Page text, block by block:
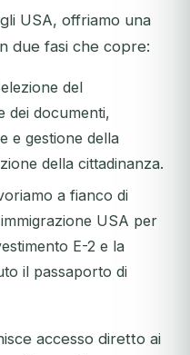
USA, offriamo una
due fasi che copre:
del
dei documenti,
e gestione della
della cittadinanza.
a fianco di
USA per
E-2 e la
il passaporto di
accesso diretto ai